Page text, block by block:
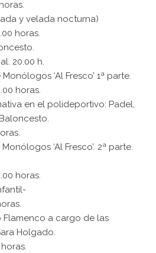
y velada nocturna)
horas.
20.00 h.
‘Al Fresco’ 1ª parte.
horas.
en el polideportivo: Padel,
‘Al Fresco’. 2ª parte.
horas.
Flamenco a cargo de las
Holgado.